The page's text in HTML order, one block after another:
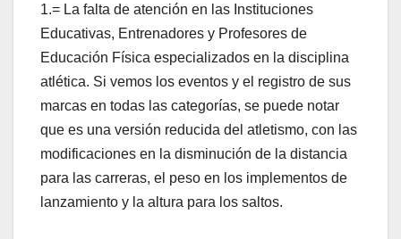
1.= La falta de atención en las Instituciones
Educativas, Entrenadores y Profesores de
Educación Física especializados en la disciplina
atlética. Si vemos los eventos y el registro de sus
marcas en todas las categorías, se puede notar
que es una versión reducida del atletismo, con las
modificaciones en la disminución de la distancia
para las carreras, el peso en los implementos de
lanzamiento y la altura para los saltos.